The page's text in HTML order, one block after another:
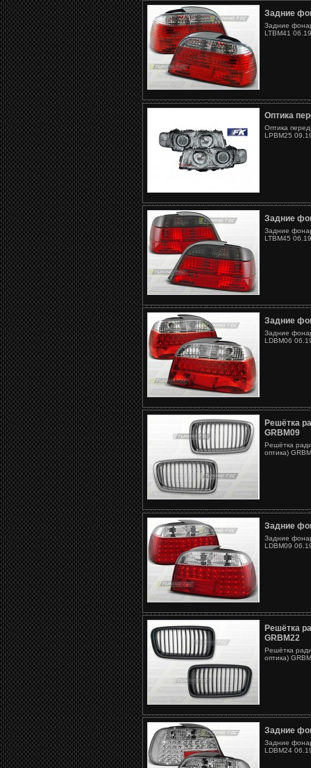
Задние
Задние
LTBM41
Оптика
Оптика
LPBM25
Задние
Задние
LTBM45
Задние
Задние
LDBM06
Решётка
GRBM09
Решётка
оптика)
Задние
Задние
LDBM09
Решётка
GRBM22
Решётка
оптика)
Задние
Задние
LDBM24